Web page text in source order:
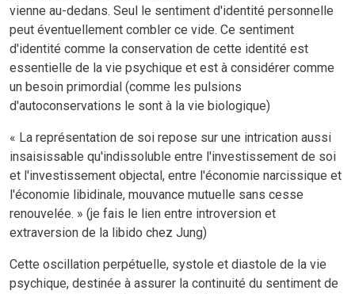
vienne au-dedans. Seul le sentiment d'identité personnelle
peut éventuellement combler ce vide. Ce sentiment
d'identité comme la conservation de cette identité est
essentielle de la vie psychique et est à considérer comme
un besoin primordial (comme les pulsions
d'autoconservations le sont à la vie biologique)
« La représentation de soi repose sur une intrication aussi
insaisissable qu'indissoluble entre l'investissement de soi
et l'investissement objectal, entre l'économie narcissique et
l'économie libidinale, mouvance mutuelle sans cesse
renouvelée. » (je fais le lien entre introversion et
extraversion de la libido chez Jung)
Cette oscillation perpétuelle, systole et diastole de la vie
psychique, destinée à assurer la continuité du sentiment de